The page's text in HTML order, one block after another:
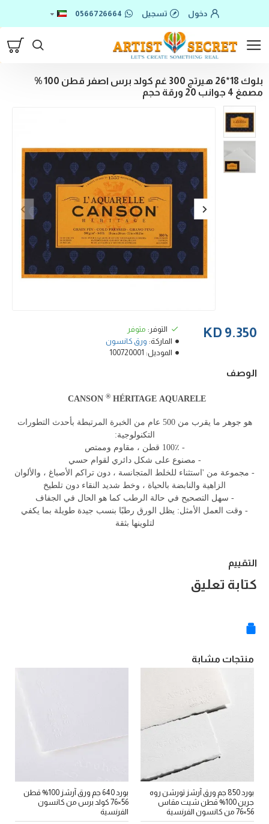
دخول تسجيل 0566726664
بلوك 18*26 هيرتج 300 غم كولد برس اصفر قطن 100 %
مصمغ 4 جوانب 20 ورقة حجم
9.350 KD التوفر: متوفر
الماركة: ورق كانسون
الموديل: 100720001
الوصف
CANSON ®HÉRITAGE AQUARELE
هو جوهر ما يقرب من 500 عام من الخبرة المرتبطة بأحدث التطورات
التكنولوجية:
- 100٪ قطن ، مقاوم وممتص
- مصنوع على شكل دائري لقوام حسي
- مجموعة من 'استثناء للخلط المتجانسة ، دون تراكم الأصباغ ، والألوان
الزاهية والنابضة بالحياة ، وخط شديد النقاء دون تلطيخ
- سهل
التصحيح في حالة الرطب كما هو الحال في الجفاف
- وقت العمل الأمثل: يظل الورق رطبًا بنسب جيدة طويلة بما يكفي
لتلوينها بثقة
التقييم
كتابة تعليق
منتجات مشابة
بورد 850 جم ورق آرشز تورشن روه
جرين 100% قطن شيت مقاس
56×76 من كانسون الفرنسية
بورد 640 جم ورق آرشز 100% قطن
56×76 كولد برس من كانسون
الفرنسية